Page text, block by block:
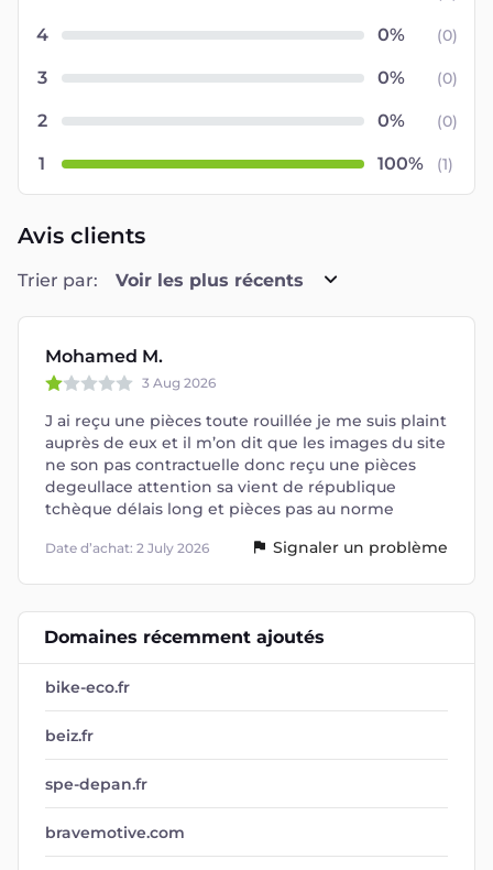
4 (0)
3 (0)
2 (0)
1 (1)
Avis clients
Trier par: Voir les plus récents
Mohamed M.
3 Aug 2026
J ai reçu une pièces toute rouillée je me suis plaint
auprès de eux et il m’on dit que les images du site
ne son pas contractuelle donc reçu une pièces
degeullace attention sa vient de république
tchèque délais long et pièces pas au norme
Date d’achat: 2 July 2026 Signaler un problème
Domaines récemment ajoutés
bike-eco.fr
beiz.fr
spe-depan.fr
bravemotive.com